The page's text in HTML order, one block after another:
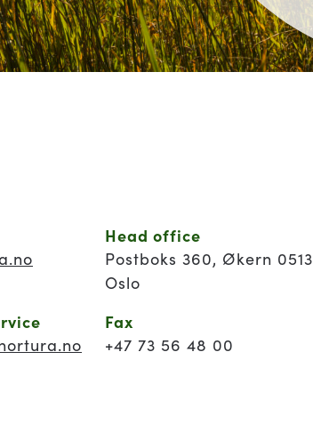
Head office
Postboks 360, Økern 0513
Oslo
Fax
+47 73 56 48 00